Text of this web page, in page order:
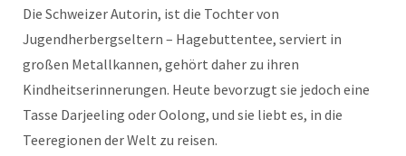
Die Schweizer Autorin, ist die Tochter von
Jugendherbergseltern – Hagebuttentee, serviert in
großen Metallkannen, gehört daher zu ihren
Kindheitserinnerungen. Heute bevorzugt sie jedoch eine
Tasse Darjeeling oder Oolong, und sie liebt es, in die
Teeregionen der Welt zu reisen.